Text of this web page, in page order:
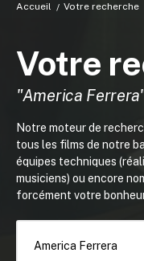
Accueil Votre recherche
Votre
"America
Notre moteur de
tous les films de notre
équipes techniques
musiciens) ou encore
forcément votre